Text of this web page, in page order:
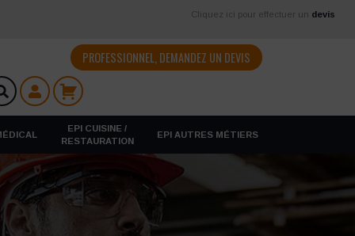
Cliquez ici pour effectuer un devis
PROFESSIONNEL, DEMANDEZ UN DEVIS
EPI CUISINE /
RESTAURATION
EPI AUTRES MÉTIERS